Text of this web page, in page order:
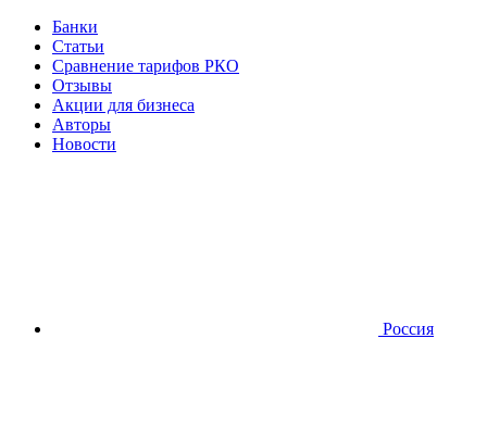
Банки
Статьи
Сравнение тарифов РКО
Отзывы
Акции для бизнеса
Авторы
Новости
Россия